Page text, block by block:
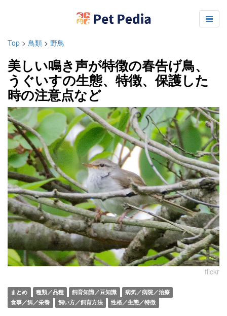
Top > 鳥類 > 野鳥
美しい鳴き声が特徴の春告げ鳥、
うぐいすの生態、特徴、保護した
時の注意点など
flickr
まとめ 種類／品種 飼育知識／豆知識
病気／病院／治療
食事／餌／栄養
飼い方／飼育方法 性格／生態／特徴